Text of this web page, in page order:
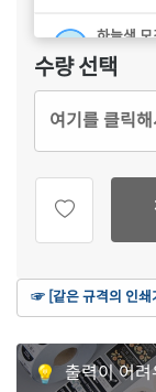
하늘색 모
CL837B-
갈색 크라
노란색 모
수량 선택
여기를 클릭
☞ [같은 규격의 인쇄
출력이 어